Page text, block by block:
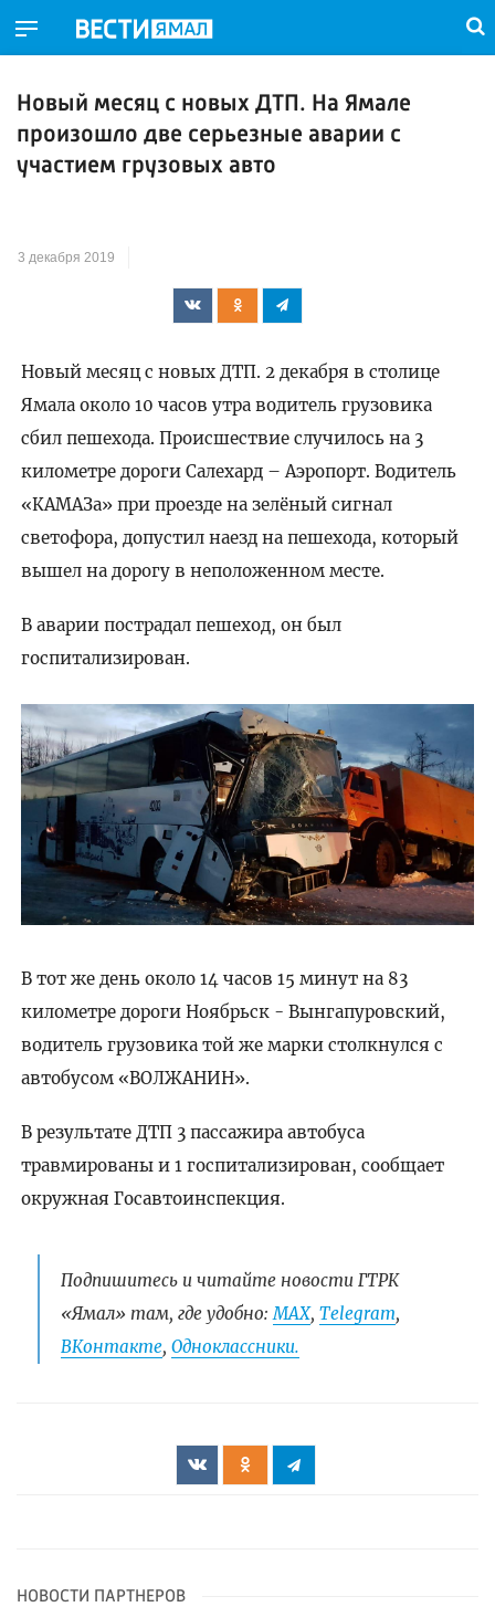
Новый месяц с новых ДТП. На Ямале
произошло две серьезные аварии с
участием грузовых авто
3 декабря 2019
Новый месяц с новых ДТП. 2 декабря в столице
Ямала около 10 часов утра водитель грузовика
сбил пешехода. Происшествие случилось на 3
километре дороги Салехард – Аэропорт. Водитель
«КАМАЗа» при проезде на зелёный сигнал
светофора, допустил наезд на пешехода, который
вышел на дорогу в неположенном месте.
В аварии пострадал пешеход, он был
госпитализирован.
В тот же день около 14 часов 15 минут на 83
километре дороги Ноябрьск - Вынгапуровский,
водитель грузовика той же марки столкнулся с
автобусом «ВОЛЖАНИН».
В результате ДТП 3 пассажира автобуса
травмированы и 1 госпитализирован, сообщает
окружная Госавтоинспекция.
Подпишитесь и читайте новости ГТРК
«Ямал» там, где удобно:МАХ, Telegram,
ВКонтакте, Одноклассники.
НОВОСТИ ПАРТНЕРОВ